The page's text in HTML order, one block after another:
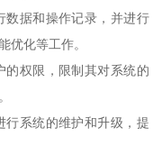
数据和操作记录，并进行
优化等工作。
的权限，限制其对系统的
行系统的维护和升级，提